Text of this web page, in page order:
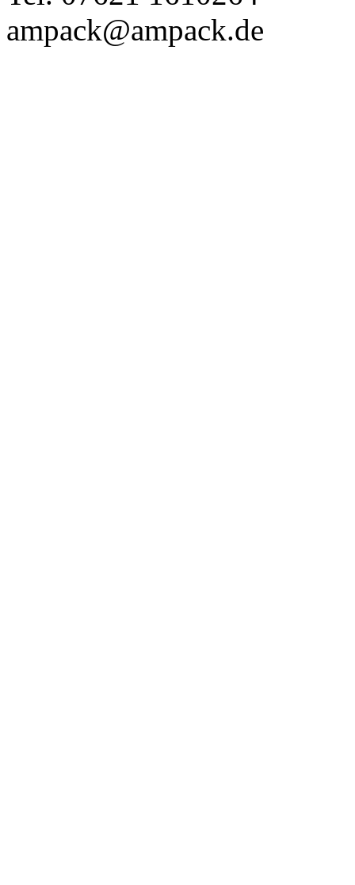
ampack@ampack.de